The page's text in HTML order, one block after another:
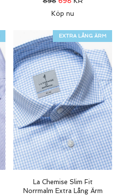
Köp nu
EXTRA LÅNG ÄRM
La Chemise Slim Fit
Norrmalm Extra Lång Ärm